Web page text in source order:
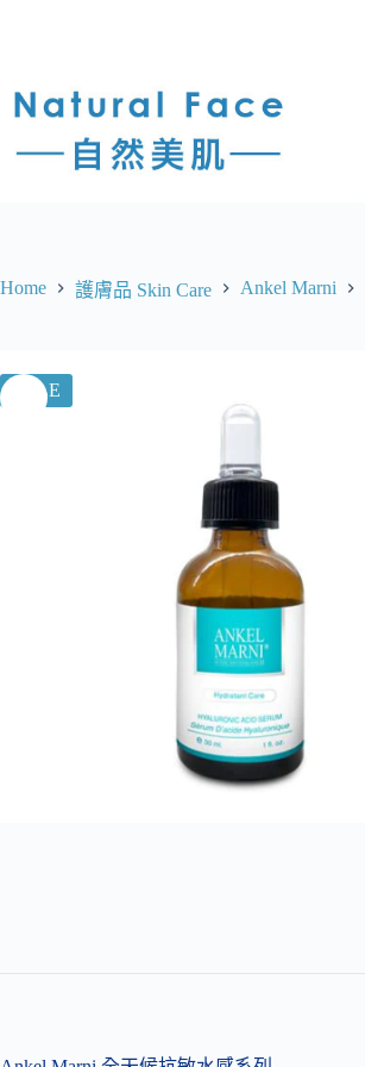
Home 護膚品 Skin Care Ankel Marni
SALE